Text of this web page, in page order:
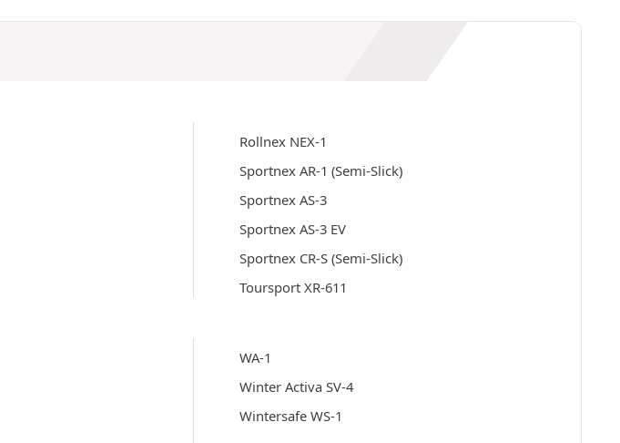
Rollnex NEX-1
Sportnex AR-1 (Semi-Slick)
Sportnex AS-3
Sportnex AS-3 EV
Sportnex CR-S (Semi-Slick)
Toursport XR-611
WA-1
Winter Activa SV-4
Wintersafe WS-1